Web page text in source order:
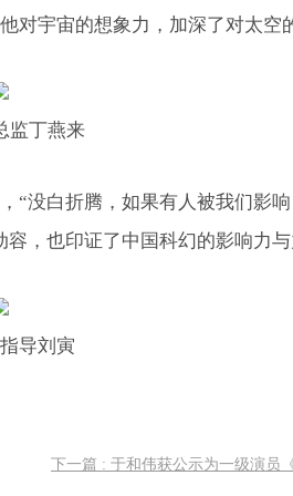
对宇宙的想象力，加深了对太空
监丁燕来
“没白折腾，如果有人被我们影
，也印证了中国科幻的影响力与
导刘寅
下一篇 : 于和伟获公示为一级演员